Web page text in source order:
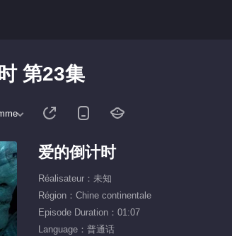
第23集
爱的倒计时
Réalisateur：未知
Région：Chine continentale
Episode Duration：01:07
Language：普通话